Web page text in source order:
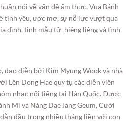
nói về vấn đề ẩm thực, Vua Bánh
tình yêu, ước mơ, sự nỗ lực vượt qua
đình, tình mẫu tử thiêng liêng và tình
đạo diễn bởi Kim Myung Wook và nhà
Lên Dong Hae quy tụ các diễn viên
nhạc nổi tiếng tại Hàn Quốc. Ðược
Mì và Nàng Dae Jang Geum, Cười
đầu trong nhiều tháng liền với con